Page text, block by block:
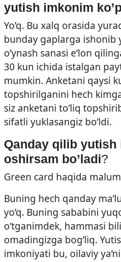
yutish imkonim
Yo’q. Bu xalq orasida
bunday gaplarga ishonib
o’ynash sanasi e’lon
30 kun ichida istalgan
mumkin. Anketani qaysi
topshirilganini hech
siz anketani to’liq
sifatli yuklasangiz bo’ldi.
Qanday qilib
oshirsam bo’ladi?
Green card haqida
Buning hech qanday
yo’q. Buning sababini
o’tganimdek, hammasi
omadingizga bog’liq.
imkoniyati bu, oilaviy